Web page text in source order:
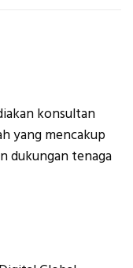
konsultan
yang mencakup
dukungan tenaga